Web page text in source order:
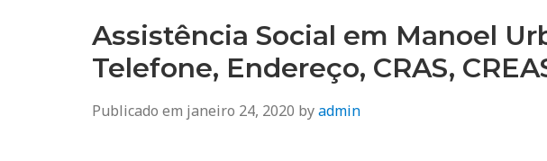
Assistência Social em Manoel
Telefone, Endereço, CRAS,
Publicado em janeiro 24, 2020 byadmin